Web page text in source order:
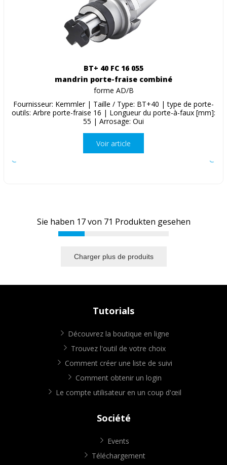
BT+ 40 FC 16 055
mandrin porte-fraise combiné
forme AD/B
Fournisseur: Kemmler | Taille / Type: BT+40 | type de porte-
outils: Arbre porte-fraise 16 | Longueur du porte-à-faux [mm]:
55 | Arrosage: Oui
Voir article
Sie haben 17von 71 Produkten gesehen
Charger plus de produits
Tutorials
Découvrez la boutique en ligne
Trouvez l'outil de votre choix
Comment créer une liste de suivi
Comment obtenir un login
Le compte utilisateur en un coup d'œil
Société
Events
Téléchargement